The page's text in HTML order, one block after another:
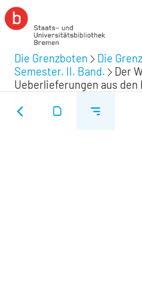
Die Grenzboten Die
Semester. II. Band.
Der
Ueberlieferungen aus